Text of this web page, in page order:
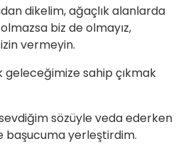
dikelim, ağaçlık alanlarda
biz de olmayız,
vermeyin.
sahip çıkmak
sözüyle veda ederken
başucuma yerleştirdim.